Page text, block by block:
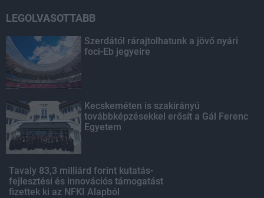
LEGOLVASOTTABB
Szerdától rárajtolhatunk a jövő nyári
foci-Eb jegyeire
Kecskeméten is szakirányú
továbbképzésekkel erősít a Gál Ferenc
Egyetem
Tavaly 83,3 milliárd forint kutatás-
fejlesztési és innovációs támogatást
fizettek ki az NFKI Alapból